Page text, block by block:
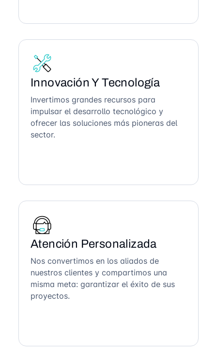
Innovación Y Tecnología
Invertimos grandes recursos para
impulsar el desarrollo tecnológico y
ofrecer las soluciones más pioneras del
sector.
Atención Personalizada
Nos convertimos en los aliados de
nuestros clientes y compartimos una
misma meta: garantizar el éxito de sus
proyectos.